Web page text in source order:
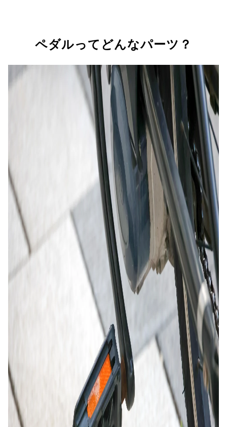
ペダルってどんなパーツ？